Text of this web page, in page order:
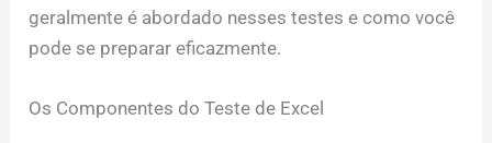
geralmente é abordado nesses testes e como você
pode se preparar eficazmente.
Os Componentes do Teste de Excel